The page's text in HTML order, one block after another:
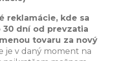
reklamácie, kde sa
30 dní od prevzatia
tovaru za nový
je v daný moment na